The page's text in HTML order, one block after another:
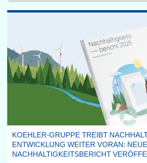
KOEHLER-GRUPPE TREIBT
ENTWICKLUNG WEITER VORAN:
NACHHALTIGKEITSBERICHT